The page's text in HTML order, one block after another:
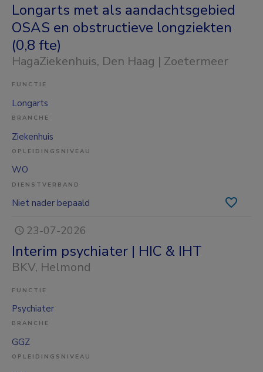
Longarts met als aandachtsgebied
OSAS en obstructieve longziekten
(0,8 fte)
HagaZiekenhuis, Den Haag | Zoetermeer
FUNCTIE
Longarts
BRANCHE
Ziekenhuis
OPLEIDINGSNIVEAU
WO
DIENSTVERBAND
Niet nader bepaald
23-07-2026
Interim psychiater | HIC & IHT
BKV, Helmond
FUNCTIE
Psychiater
BRANCHE
GGZ
OPLEIDINGSNIVEAU